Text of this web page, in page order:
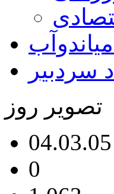
سردبیر
تصویر روز
04.03.05
0